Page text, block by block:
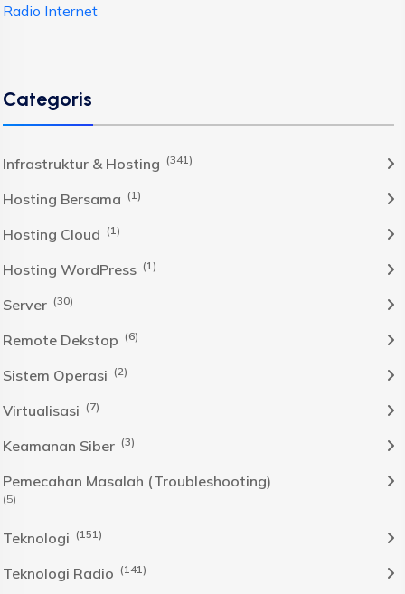
Radio Internet
Categoris
Infrastruktur & Hosting (341)
Hosting Bersama (1)
Hosting Cloud (1)
Hosting WordPress (1)
Server (30)
Remote Dekstop (6)
Sistem Operasi (2)
Virtualisasi (7)
Keamanan Siber (3)
Pemecahan Masalah (Troubleshooting)
(5)
Teknologi (151)
Teknologi Radio (141)